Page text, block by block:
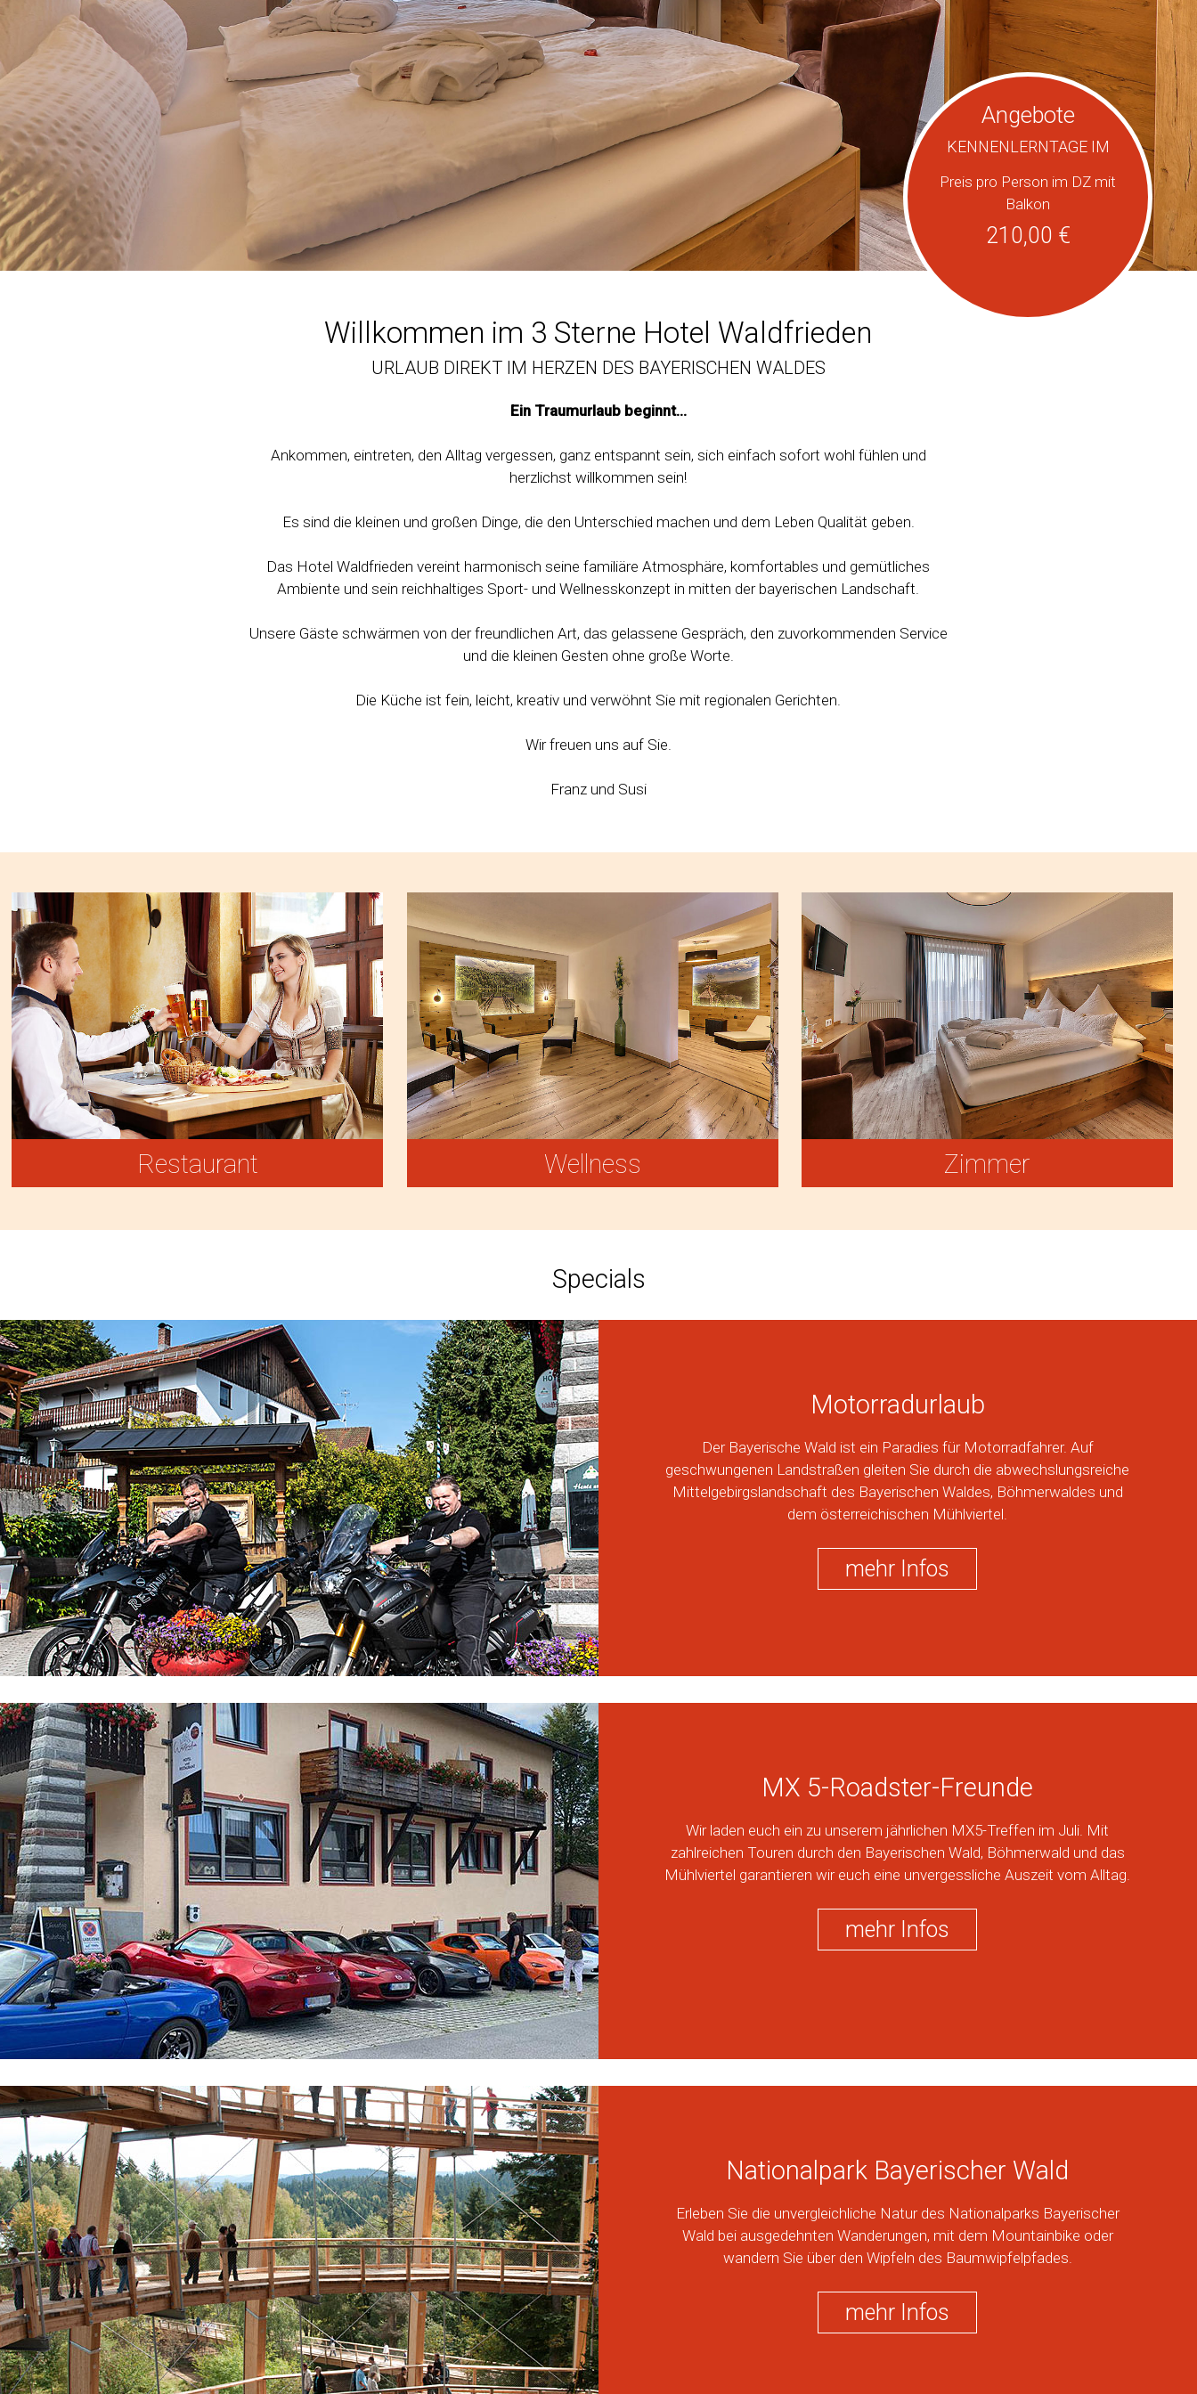
Angebote
KENNENLERNTAGE IM
Preis pro Person im DZ mit
Balkon
210,00 €
Willkommen im 3 Sterne Hotel Waldfrieden
URLAUB DIREKT IM HERZEN DES BAYERISCHEN WALDES
Ein Traumurlaub beginnt…
Ankommen, eintreten, den Alltag vergessen, ganz entspannt sein, sich einfach sofort wohl fühlen und
herzlichst willkommen sein!
Es sind die kleinen und großen Dinge, die den Unterschied machen und dem Leben Qualität geben.
Das Hotel Waldfrieden vereint harmonisch seine familiäre Atmosphäre, komfortables und gemütliches
Ambiente und sein reichhaltiges Sport- und Wellnesskonzept in mitten der bayerischen Landschaft.
Unsere Gäste schwärmen von der freundlichen Art, das gelassene Gespräch, den zuvorkommenden Service
und die kleinen Gesten ohne große Worte.
Die Küche ist fein, leicht, kreativ und verwöhnt Sie mit regionalen Gerichten.
Wir freuen uns auf Sie.
Franz und Susi
Restaurant Wellness Zimmer
Specials
Motorradurlaub
Der Bayerische Wald ist ein Paradies für Motorradfahrer. Auf
geschwungenen Landstraßen gleiten Sie durch die abwechslungsreiche
Mittelgebirgslandschaft des Bayerischen Waldes, Böhmerwaldes und
dem österreichischen Mühlviertel.
mehr Infos
MX 5-Roadster-Freunde
Wir laden euch ein zu unserem jährlichen MX5-Treffen im Juli. Mit
zahlreichen Touren durch den Bayerischen Wald, Böhmerwald und das
Mühlviertel garantieren wir euch eine unvergessliche Auszeit vom Alltag.
mehr Infos
Nationalpark Bayerischer Wald
Erleben Sie die unvergleichliche Natur des Nationalparks Bayerischer
Wald bei ausgedehnten Wanderungen, mit dem Mountainbike oder
wandern Sie über den Wipfeln des Baumwipfelpfades.
mehr Infos